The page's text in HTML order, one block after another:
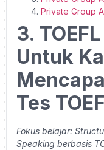
Private Group
3.
Untuk
Tes
Fokus belajar:
Speaking berbasis